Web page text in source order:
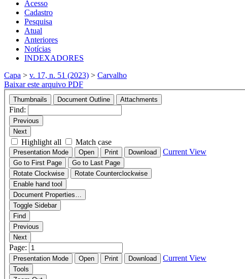
Acesso
Cadastro
Pesquisa
Atual
Anteriores
Notícias
INDEXADORES
Capa > v. 17, n. 51 (2023) > Carvalho
Baixar este arquivo PDF